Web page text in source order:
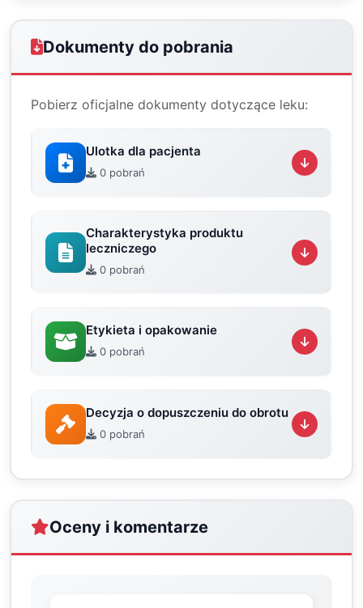
Dokumenty do pobrania
Pobierz oficjalne dokumenty dotyczące leku:
Ulotka dla pacjenta
0 pobrań
Charakterystyka produktu
leczniczego
0 pobrań
Etykieta i opakowanie
0 pobrań
Decyzja o dopuszczeniu do obrotu
0 pobrań
Oceny i komentarze